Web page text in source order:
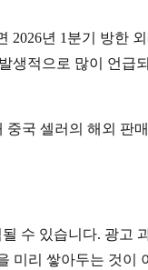
년 1분기 방한
적으로 많이 언
국 셀러의 해외
수 있습니다. 광
미리 쌓아두는 것이